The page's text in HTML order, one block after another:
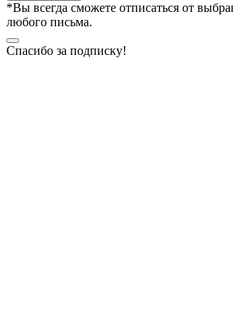
*Вы всегда сможете отписаться от
любого письма.
Спасибо за подписку!